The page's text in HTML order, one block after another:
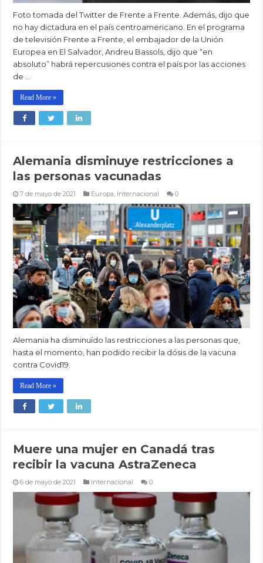
Foto tomada del Twitter de Frente a Frente. Además, dijo que
no hay dictadura en el país centroamericano. En el programa
de televisión Frente a Frente, el embajador de la Unión
Europea en El Salvador, Andreu Bassols, dijo que “en
absoluto” habrá repercusiones contra el país por las acciones
de …
Read More »
Alemania disminuye restricciones a
las personas vacunadas
7 de mayo de 2021 Europa, Internacional 0
Alemania ha disminuído las restricciones a las personas que,
hasta el momento, han podido recibir la dósis de la vacuna
contra Covid19.
Read More »
Muere una mujer en Canadá tras
recibir la vacuna AstraZeneca
6 de mayo de 2021 Internacional 0